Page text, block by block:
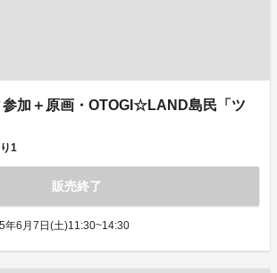
加＋原画・OTOGI☆LAND島民「ツ
1
販売終了
年6月7日(土)11:30~14:30